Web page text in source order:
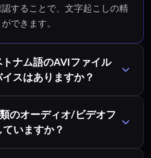
することで、文字起こしの精
できます。
ナム語のAVIファイル
スはありますか？
のオーディオ/ビデオフ
いますか？